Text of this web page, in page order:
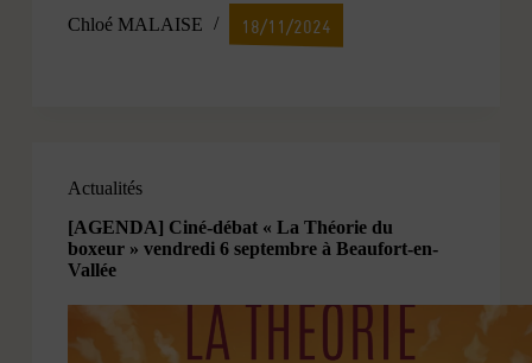
Chloé MALAISE 18/11/2024
Actualités
[AGENDA] Ciné-débat « La Théorie du
boxeur » vendredi 6 septembre à Beaufort-en-
Vallée